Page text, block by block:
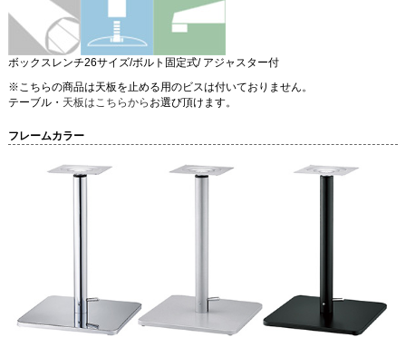
ボックスレンチ26サイズ/ボルト固定式/ アジャスター付
※こちらの商品は天板を止める用のビスは付いておりません。
テーブル・ 天板はこちらから お選び頂けます。
フレームカラー